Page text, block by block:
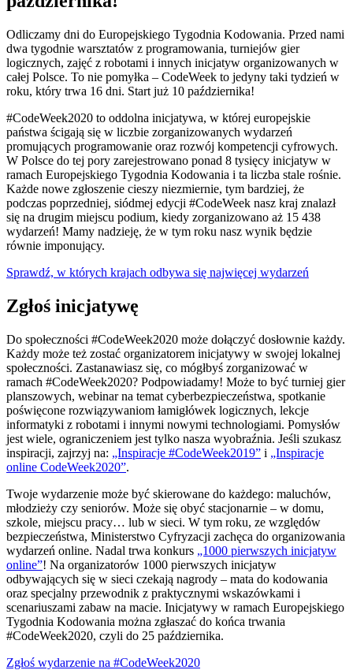
Odliczamy dni do Europejskiego Tygodnia Kodowania. Przed nami
dwa tygodnie warsztatów z programowania, turniejów gier
logicznych, zajęć z robotami i innych inicjatyw organizowanych w
całej Polsce. To nie pomyłka – CodeWeek to jedyny taki tydzień w
roku, który trwa 16 dni. Start już 10 października!
#CodeWeek2020 to oddolna inicjatywa, w której europejskie
państwa ścigają się w liczbie zorganizowanych wydarzeń
promujących programowanie oraz rozwój kompetencji cyfrowych.
W Polsce do tej pory zarejestrowano ponad 8 tysięcy inicjatyw w
ramach Europejskiego Tygodnia Kodowania i ta liczba stale rośnie.
Każde nowe zgłoszenie cieszy niezmiernie, tym bardziej, że
podczas poprzedniej, siódmej edycji #CodeWeek nasz kraj znalazł
się na drugim miejscu podium, kiedy zorganizowano aż 15 438
wydarzeń! Mamy nadzieję, że w tym roku nasz wynik będzie
równie imponujący.
Sprawdź, w których krajach odbywa się najwięcej wydarzeń
Zgłoś inicjatywę
Do społeczności #CodeWeek2020 może dołączyć dosłownie każdy.
Każdy może też zostać organizatorem inicjatywy w swojej lokalnej
społeczności. Zastanawiasz się, co mógłbyś zorganizować w
ramach #CodeWeek2020? Podpowiadamy! Może to być turniej gier
planszowych, webinar na temat cyberbezpieczeństwa, spotkanie
poświęcone rozwiązywaniom łamigłówek logicznych, lekcje
informatyki z robotami i innymi nowymi technologiami. Pomysłów
jest wiele, ograniczeniem jest tylko nasza wyobraźnia. Jeśli szukasz
inspiracji, zajrzyj na: „Inspiracje #CodeWeek2019” i „Inspiracje
online CodeWeek2020”.
Twoje wydarzenie może być skierowane do każdego: maluchów,
młodzieży czy seniorów. Może się obyć stacjonarnie – w domu,
szkole, miejscu pracy… lub w sieci. W tym roku, ze względów
bezpieczeństwa, Ministerstwo Cyfryzacji zachęca do organizowania
wydarzeń online. Nadal trwa konkurs „1000 pierwszych inicjatyw
online”! Na organizatorów 1000 pierwszych inicjatyw
odbywających się w sieci czekają nagrody – mata do kodowania
oraz specjalny przewodnik z praktycznymi wskazówkami i
scenariuszami zabaw na macie. Inicjatywy w ramach Europejskiego
Tygodnia Kodowania można zgłaszać do końca trwania
#CodeWeek2020, czyli do 25 października.
Zgłoś wydarzenie na #CodeWeek2020